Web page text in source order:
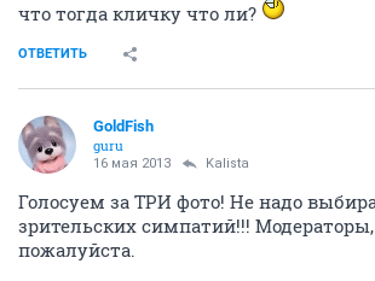
что тогда кличку что ли?
ОТВЕТИТЬ
GoldFish
guru
16 мая 2013 Kalista
Голосуем за ТРИ фото! Не надо
зрительских симпатий!!! Модераторы,
пожалуйста.